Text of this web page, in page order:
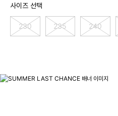
사이즈 선택
230 235 240